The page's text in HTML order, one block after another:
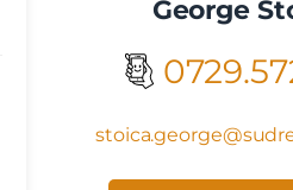
George